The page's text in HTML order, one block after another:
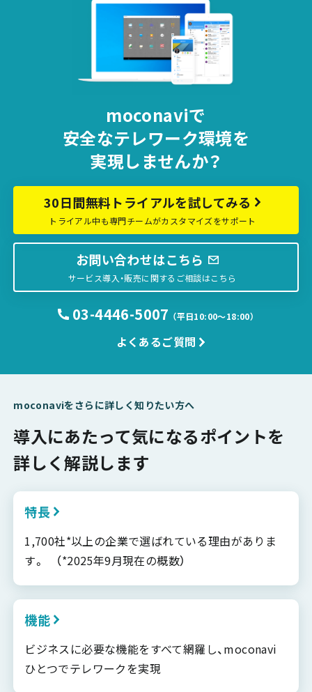
moconaviで
安全なテレワーク環境を
実現しませんか？
30日間無料トライアルを試してみる
トライアル中も専門チームがカスタマイズをサポート
お問い合わせはこちら
サービス導入・販売に関するご相談はこちら
03-4446-5007 （平日10:00〜18:00）
よくあるご質問
moconaviをさらに詳しく知りたい方へ
導入にあたって気になるポイントを
詳しく解説します
特長
1,700社*以上の企業で選ばれている理由がありま
す。 （*2025年9月現在の概数）
機能
ビジネスに必要な機能をすべて網羅し、moconavi
ひとつでテレワークを実現